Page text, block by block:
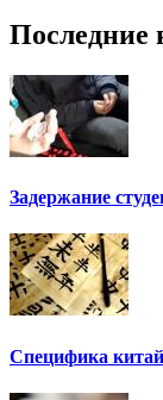
Последние
Задержание
Специфика